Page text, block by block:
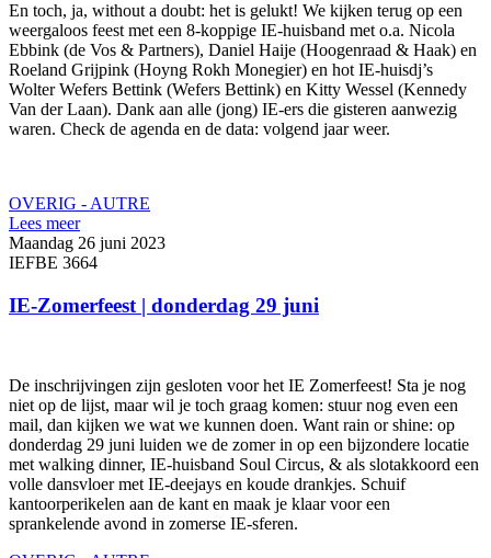
En toch, ja, without a doubt: het is gelukt! We kijken terug op een
weergaloos feest met een 8-koppige IE-huisband met o.a. Nicola
Ebbink (de Vos & Partners), Daniel Haije (Hoogenraad & Haak) en
Roeland Grijpink (Hoyng Rokh Monegier) en hot IE-huisdj’s
Wolter Wefers Bettink (Wefers Bettink) en Kitty Wessel (Kennedy
Van der Laan). Dank aan alle (jong) IE-ers die gisteren aanwezig
waren. Check de agenda en de data: volgend jaar weer.
OVERIG - AUTRE
Lees meer
Maandag 26 juni 2023
IEFBE 3664
IE-Zomerfeest | donderdag 29 juni
De inschrijvingen zijn gesloten voor het IE Zomerfeest! Sta je nog
niet op de lijst, maar wil je toch graag komen: stuur nog even een
mail, dan kijken we wat we kunnen doen. Want rain or shine: op
donderdag 29 juni luiden we de zomer in op een bijzondere locatie
met walking dinner, IE-huisband Soul Circus, & als slotakkoord een
volle dansvloer met IE-deejays en koude drankjes. Schuif
kantoorperikelen aan de kant en maak je klaar voor een
sprankelende avond in zomerse IE-sferen.